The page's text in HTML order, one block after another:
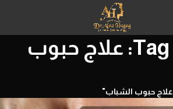
Tag Archives: علاج حبوب